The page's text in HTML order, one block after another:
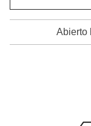
Abierto